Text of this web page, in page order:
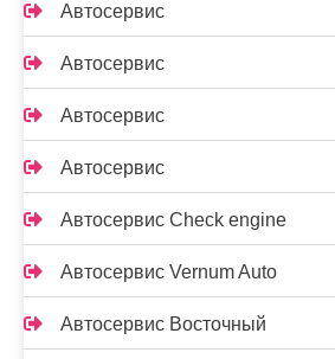
Автосервис
Автосервис
Автосервис
Автосервис
Автосервис Check engine
Автосервис Vernum Auto
Автосервис Восточный